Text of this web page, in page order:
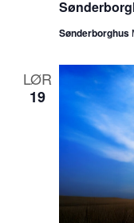
Sønderborghus
LØR
19